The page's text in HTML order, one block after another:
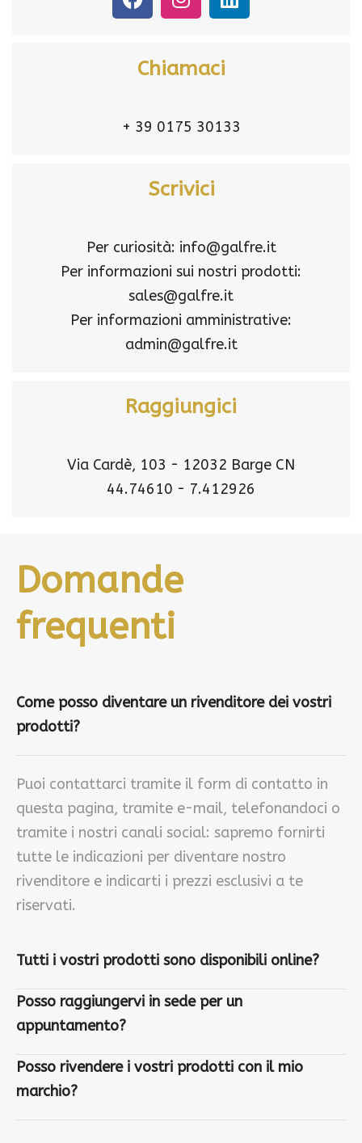
Chiamaci
+ 39 0175 30133
Scrivici
Per curiosità: info@galfre.it
Per informazioni sui nostri prodotti:
sales@galfre.it
Per informazioni amministrative:
admin@galfre.it
Raggiungici
Via Cardè, 103 - 12032 Barge CN
44.74610 - 7.412926
Domande
frequenti
Come posso diventare un rivenditore dei vostri
prodotti?
Puoi contattarci tramite il form di contatto in
questa pagina, tramite e-mail, telefonandoci o
tramite i nostri canali social: sapremo fornirti
tutte le indicazioni per diventare nostro
rivenditore e indicarti i prezzi esclusivi a te
riservati.
Tutti i vostri prodotti sono disponibili online?
Posso raggiungervi in sede per un
appuntamento?
Posso rivendere i vostri prodotti con il mio
marchio?